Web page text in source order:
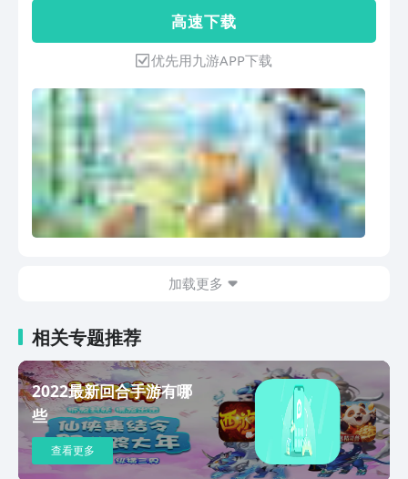
【技能搭配 横扫全场】 跨服组队，大招
轰炸全屏！ 【地摊挖宝 交易捡漏】 海量
商品，打包顶级法宝！
高 速 下 载
优先用九游APP下载
加载更多
相关专题推荐
2022最新回合手游有哪
些
查看更多